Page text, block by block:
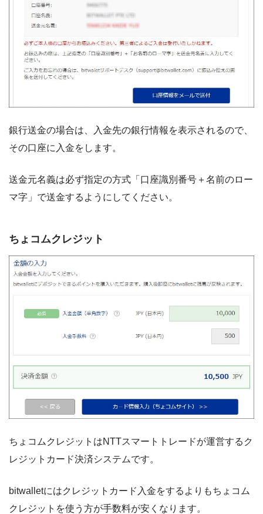
銀行送金の場合は、入金先の銀行情報を表示されるので、
その口座に入金をします。
送金元名義は必ず指定の方式「口座識別番号＋名前のロー
マ字」で送金するようにしてください。
ちょコムクレジット
ちょコムクレジットはNTTスマートトレードが運営するク
レジットカード決済システムです。
bitwalletにはクレジットカード入金をするよりもちょコム
クレジットを使う方が手数料が安くなります。